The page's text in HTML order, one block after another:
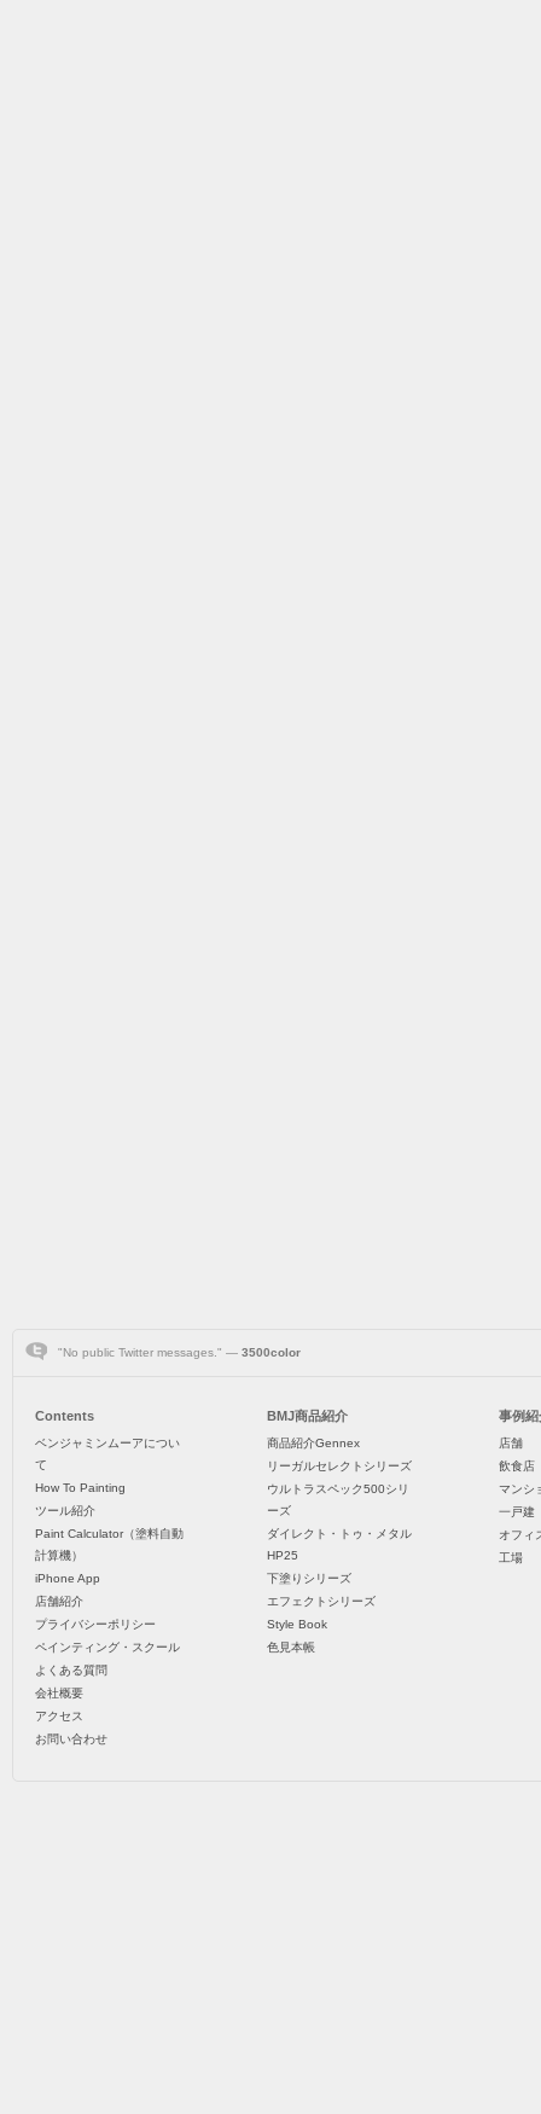
"No public Twitter messages." — 3500color
Contents
ベンジャミンムーアについ
て
How To Painting
ツール紹介
Paint Calculator（塗料自動
計算機）
iPhone App
店舗紹介
プライバシーポリシー
ペインティング・スクール
よくある質問
会社概要
アクセス
お問い合わせ
BMJ商品紹介
商品紹介Gennex
リーガルセレクトシリーズ
ウルトラスペック500シリ
ーズ
ダイレクト・トゥ・メタル
HP25
下塗りシリーズ
エフェクトシリーズ
Style Book
色見本帳
事例紹
店舗
飲食店
マンシ
一戸建
オフィ
工場